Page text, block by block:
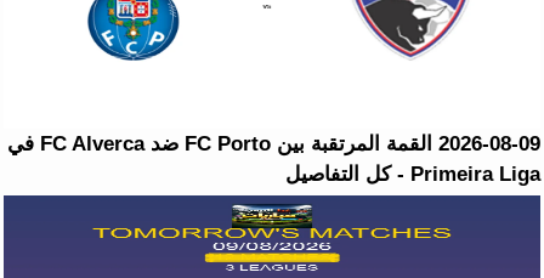
2026-08-09 القمة المرتقبة بين FC Porto ضد FC Alverca في
Primeira Liga - كل التفاصيل